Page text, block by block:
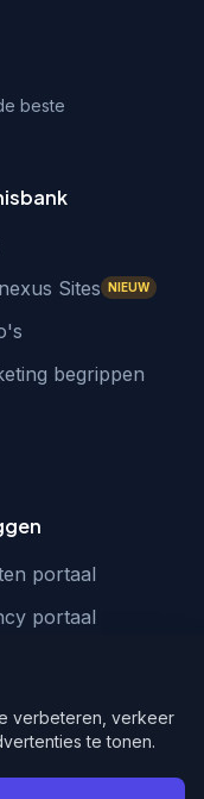
beste
Sites
NIEUW
begrippen
portaal
portaal
1875
verbeteren, verkeer
te tonen.